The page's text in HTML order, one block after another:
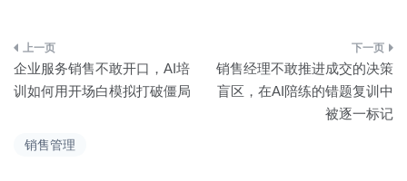
销售管理
文
章
企业服务销售不敢开口，AI培
训如何用开场白模拟打破僵局
销售经理不敢推进成交的决策
盲区，在AI陪练的错题复训中
被逐一标记